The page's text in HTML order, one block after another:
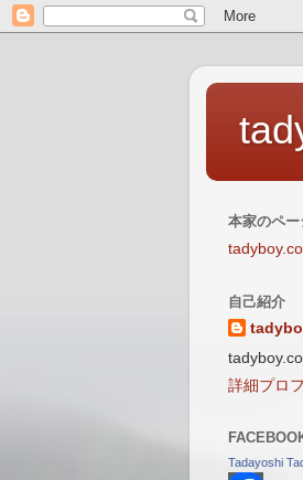
本家のペー
自己紹介
詳細プロ
Tadayoshi